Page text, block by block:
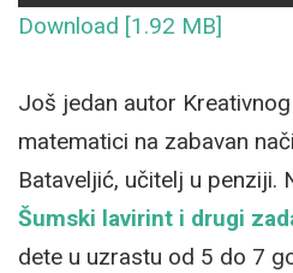
Download [1.92 MB]
Još jedan autor
matematici na zabavan
Bataveljić, učitelj u penziji.
Šumski lavirint i drugi
dete u uzrastu od 5 do 7